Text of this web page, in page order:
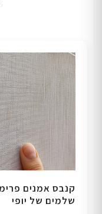
שלמים של יופי